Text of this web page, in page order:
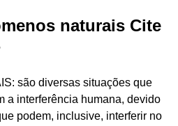
naturais Cite
são diversas situações que
a interferência humana, devido
podem, inclusive, interferir no